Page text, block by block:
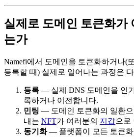
실제로 도메인 토큰화가
는가
Namefi에서 도메인을 토큰화하거나(
등록할 때) 실제로 일어나는 과정은
등록 — 실제 DNS 도메인을 인
록하거나 이전합니다.
민팅 — 도메인 토큰화의 일환
내는 NFT가 여러분의 지갑으로
동기화— 플랫폼이 모든 토큰화